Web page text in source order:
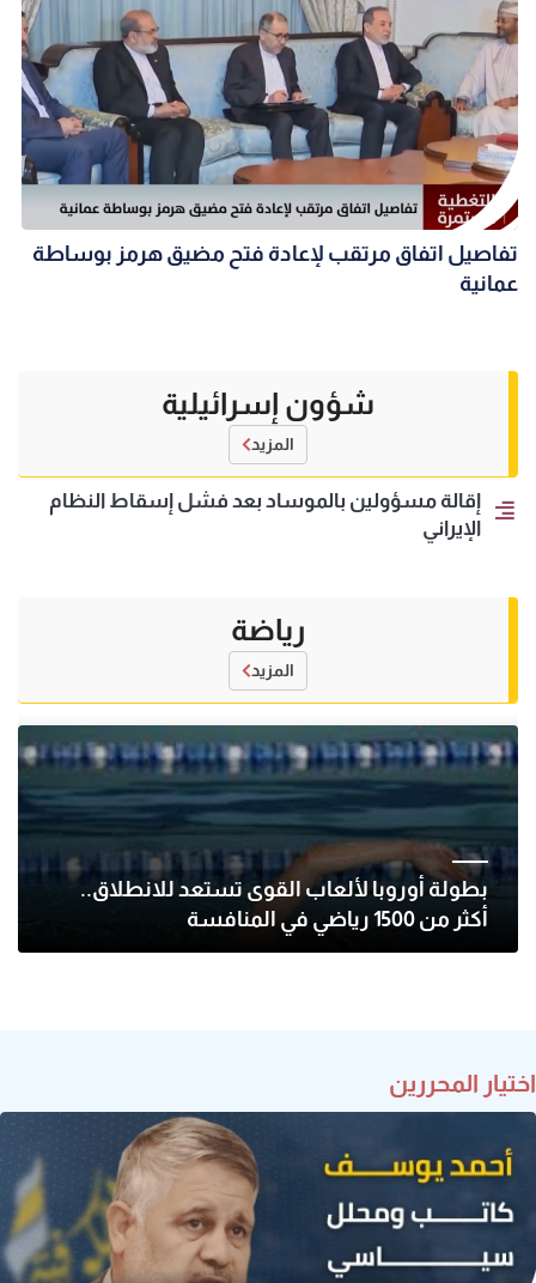
تفاصيل اتفاق مرتقب لإعادة فتح مضيق هرمز بوساطة
عمانية
شؤون إسرائيلية
المزيد
إقالة مسؤولين بالموساد بعد فشل إسقاط النظام
الإيراني
رياضة
المزيد
بطولة أوروبا لألعاب القوى تستعد للانطلاق..
أكثر من 1500 رياضي في المنافسة
اختيار المحررين